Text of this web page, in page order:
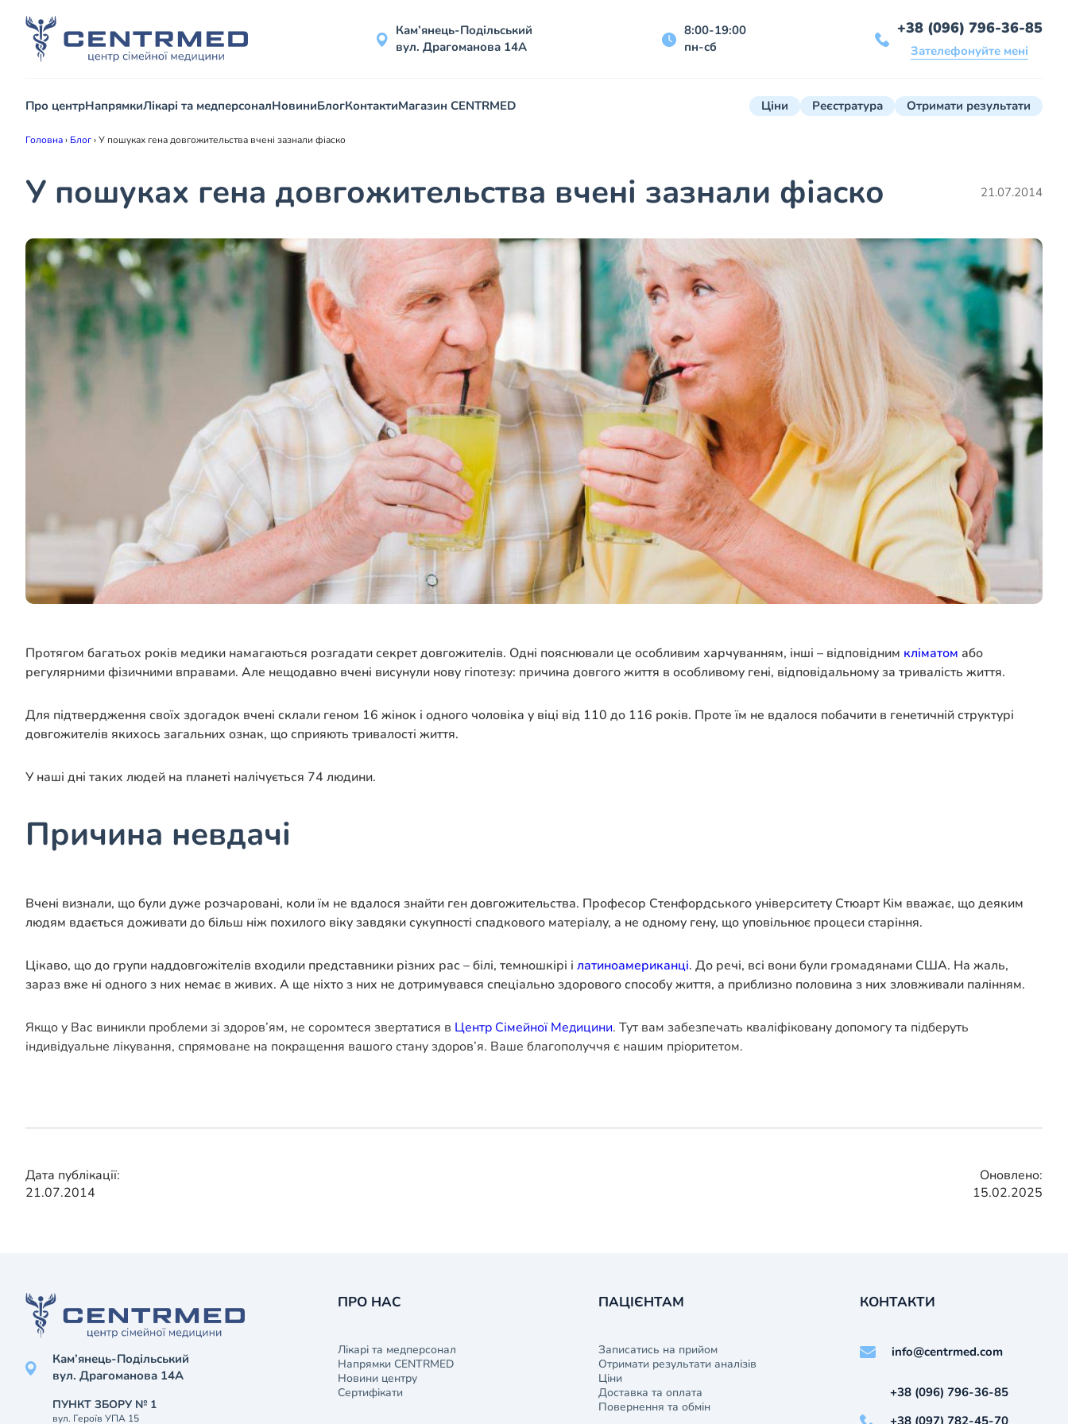
Кам’янець-Подільський
вул. Драгоманова 14А
8:00-19:00
пн-сб
+38 (096) 796-36-85
Зателефонуйте мені
Про центрНапрямкиЛікарі та медперсоналНовиниБлогКонтактиМагазин CENTRMED Ціни Реєстратура Отримати результати
Головна› Блог›У пошуках гена довгожительства вчені зазнали фіаско
У пошуках гена довгожительства вчені зазнали фіаско 21.07.2014
Протягом багатьох років медики намагаються розгадати секрет довгожителів. Одні пояснювали це особливим харчуванням, інші – відповідним кліматом або
регулярними фізичними вправами. Але нещодавно вчені висунули нову гіпотезу: причина довгого життя в особливому гені, відповідальному за тривалість життя.
Для підтвердження своїх здогадок вчені склали геном 16 жінок і одного чоловіка у віці від 110 до 116 років. Проте їм не вдалося побачити в генетичній структурі
довгожителів якихось загальних ознак, що сприяють тривалості життя.
У наші дні таких людей на планеті налічується 74 людини.
Причина невдачі
Вчені визнали, що були дуже розчаровані, коли їм не вдалося знайти ген довгожительства. Професор Стенфордського університету Стюарт Кім вважає, що деяким
людям вдається доживати до більш ніж похилого віку завдяки сукупності спадкового матеріалу, а не одному гену, що уповільнює процеси старіння.
Цікаво, що до групи наддовгожітелів входили представники різних рас – білі, темношкірі і латиноамериканці. До речі, всі вони були громадянами США. На жаль,
зараз вже ні одного з них немає в живих. А ще ніхто з них не дотримувався спеціально здорового способу життя, а приблизно половина з них зловживали палінням.
Якщо у Вас виникли проблеми зі здоров’ям, не соромтеся звертатися в Центр Сімейної Медицини. Тут вам забезпечать кваліфіковану допомогу та підберуть
індивідуальне лікування, спрямоване на покращення вашого стану здоров’я. Ваше благополуччя є нашим пріоритетом.
Дата публікації:
21.07.2014
Оновлено:
15.02.2025
Кам’янець-Подільський
вул. Драгоманова 14А
ПУНКТ ЗБОРУ № 1
вул. Героїв УПА 15
ПРО НАС
Лікарі та медперсонал
Напрямки CENTRMED
Новини центру
Сертифікати
ПАЦІЄНТАМ
Записатись на прийом
Отримати результати аналізів
Ціни
Доставка та оплата
Повернення та обмін
КОНТАКТИ
info@centrmed.com
+38 (096) 796-36-85
+38 (097) 782-45-70